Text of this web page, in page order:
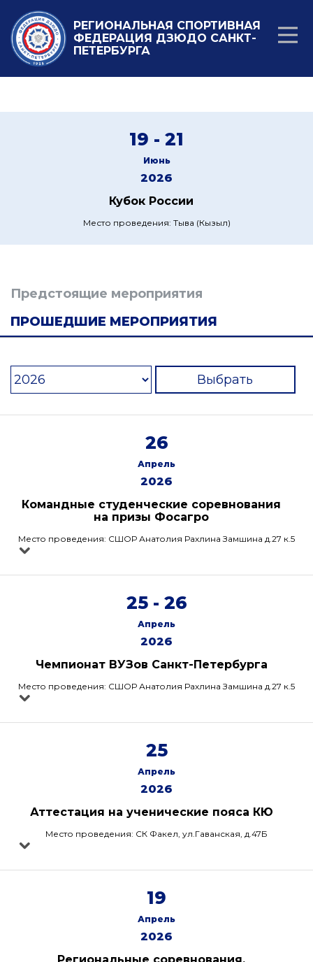
РЕГИОНАЛЬНАЯ СПОРТИВНАЯ
ФЕДЕРАЦИЯ ДЗЮДО САНКТ-
ПЕТЕРБУРГА
19 - 21
Июнь
2026
Кубок России
Место проведения: Тыва (Кызыл)
Предстоящие мероприятия
ПРОШЕДШИЕ МЕРОПРИЯТИЯ
Выбрать
26
Апрель
2026
Командные студенческие соревнования
на призы Фосагро
Место проведения: СШОР Анатолия Рахлина Замшина д.27 к.5
25 - 26
Апрель
2026
Чемпионат ВУЗов Санкт-Петербурга
Место проведения: СШОР Анатолия Рахлина Замшина д.27 к.5
25
Апрель
2026
Аттестация на ученические пояса КЮ
Место проведения: СК Факел, ул.Гаванская, д.47Б
19
Апрель
2026